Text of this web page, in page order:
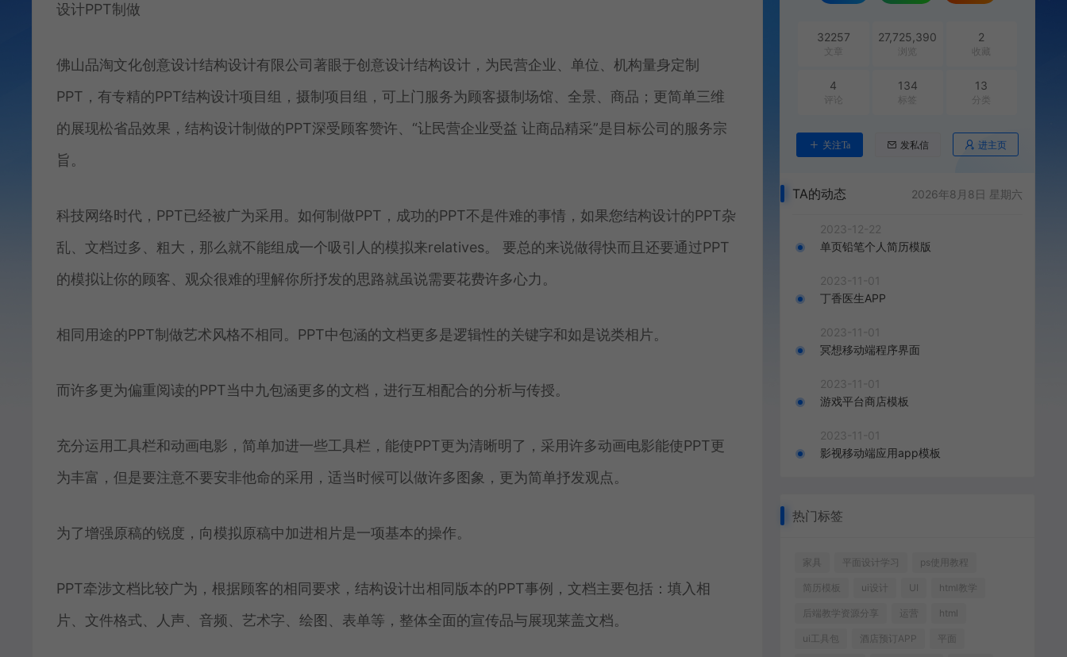
设计PPT制做
佛山品淘文化创意设计结构设计有限公司著眼于创意设计结构设计，为民营企业、单位、机构量身定制
PPT，有专精的PPT结构设计项目组，摄制项目组，可上门服务为顾客摄制场馆、全景、商品；更简单三维
的展现松省品效果，结构设计制做的PPT深受顾客赞许、“让民营企业受益 让商品精采”是目标公司的服务宗
旨。
科技网络时代，PPT已经被广为采用。如何制做PPT，成功的PPT不是件难的事情，如果您结构设计的PPT杂
乱、文档过多、粗大，那么就不能组成一个吸引人的模拟来relatives。 要总的来说做得快而且还要通过PPT
的模拟让你的顾客、观众很难的理解你所抒发的思路就虽说需要花费许多心力。
相同用途的PPT制做艺术风格不相同。PPT中包涵的文档更多是逻辑性的关键字和如是说类相片。
而许多更为偏重阅读的PPT当中九包涵更多的文档，进行互相配合的分析与传授。
充分运用工具栏和动画电影，简单加进一些工具栏，能使PPT更为清晰明了，采用许多动画电影能使PPT更
为丰富，但是要注意不要安非他命的采用，适当时候可以做许多图象，更为简单抒发观点。
为了增强原稿的锐度，向模拟原稿中加进相片是一项基本的操作。
PPT牵涉文档比较广为，根据顾客的相同要求，结构设计出相同版本的PPT事例，文档主要包括：填入相
片、文件格式、人声、音频、艺术字、绘图、表单等，整体全面的宣传品与展现莱盖文档。
32257
文章
27,725,390
浏览
2
收藏
4
评论
134
标签
13
分类
关注Ta 发私信 进主页
TA的动态 2026年8月8日 星期六
2023-12-22
单页铅笔个人简历模版
2023-11-01
丁香医生APP
2023-11-01
冥想移动端程序界面
2023-11-01
游戏平台商店模板
2023-11-01
影视移动端应用app模板
热门标签
家具 平面设计学习 ps使用教程
简历模板 ui设计 UI html教学
后端教学资源分享 运营 html
ui工具包 酒店预订APP 平面